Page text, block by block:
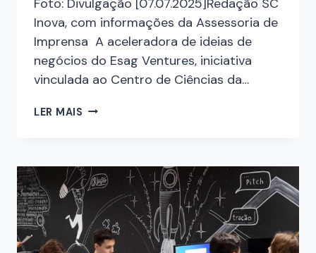
Inova, com informações da Assessoria de
Imprensa A aceleradora de ideias de
negócios do Esag Ventures, iniciativa
vinculada ao Centro de Ciências da…
LER MAIS